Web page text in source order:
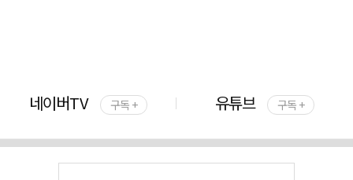
네이버TV 구독 + 유튜브 구독 +